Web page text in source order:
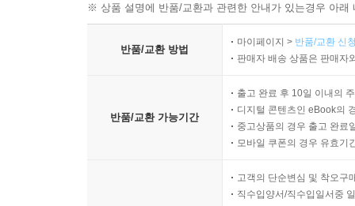
※ 상품 설명에 반품/교환과 관련한 안내가 있는경우 아
반품/교환 방법
마이페이지 > 반품/교환 신
판매자 배송 상품은 판매자
반품/교환 가능기간
출고 완료 후 10일 이내의
디지털 콘텐츠인 eBook의
중고상품의 경우 출고 완료
모바일 쿠폰의 경우 유효기
고객의 단순변심 및 착오구
직수입양서/직수입일서중